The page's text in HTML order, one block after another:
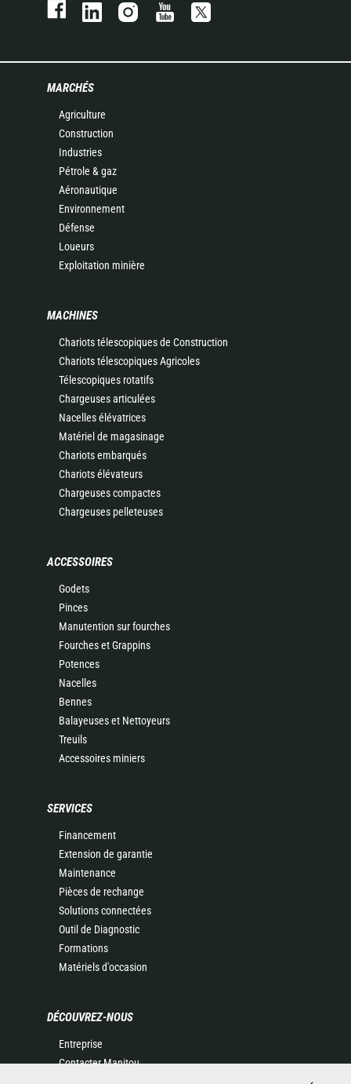
MARCHÉS
Agriculture
Construction
Industries
Pétrole & gaz
Aéronautique
Environnement
Défense
Loueurs
Exploitation minière
MACHINES
Chariots télescopiques de Construction
Chariots télescopiques Agricoles
Télescopiques rotatifs
Chargeuses articulées
Nacelles élévatrices
Matériel de magasinage
Chariots embarqués
Chariots élévateurs
Chargeuses compactes
Chargeuses pelleteuses
ACCESSOIRES
Godets
Pinces
Manutention sur fourches
Fourches et Grappins
Potences
Nacelles
Bennes
Balayeuses et Nettoyeurs
Treuils
Accessoires miniers
SERVICES
Financement
Extension de garantie
Maintenance
Pièces de rechange
Solutions connectées
Outil de Diagnostic
Formations
Matériels d'occasion
DÉCOUVREZ-NOUS
Entreprise
Contacter Manitou